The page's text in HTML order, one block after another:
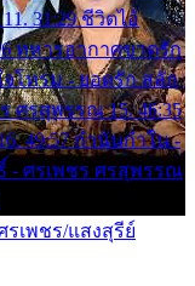
31:29 ชีวิตไอ้
ทหารอากาศขาดรัก
จโทรม - ยอดรัก สลัก
ศรสุพรรณ 15. 46:35
49:57 กำนันกำใน -
- ศรเพชร ศรสุพรรณ
รเพชร/แสงสุรีย์